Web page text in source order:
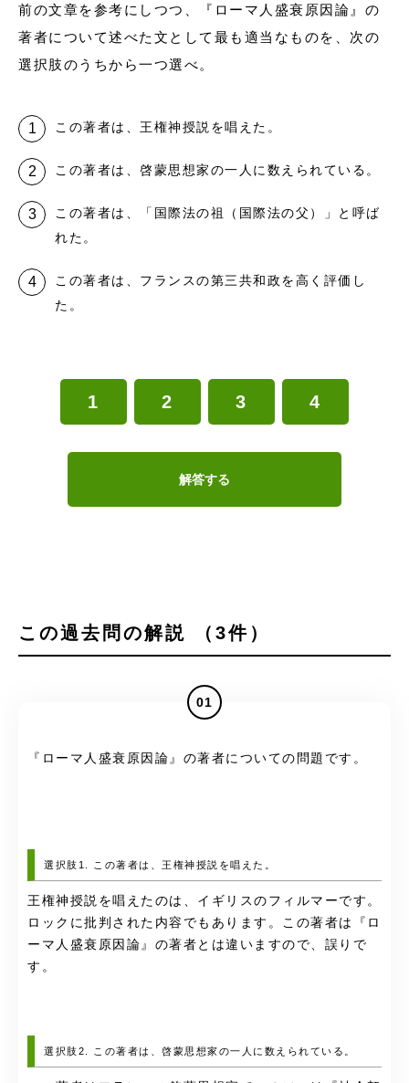
前の文章を参考にしつつ、『ローマ人盛衰原因論』の
著者について述べた文として最も適当なものを、次の
選択肢のうちから一つ選べ。
この著者は、王権神授説を唱えた。
この著者は、啓蒙思想家の一人に数えられている。
この著者は、「国際法の祖（国際法の父）」と呼ば
れた。
この著者は、フランスの第三共和政を高く評価し
た。
1 2 3 4
解答する
この過去問の解説 （3件）
01
『ローマ人盛衰原因論』の著者についての問題です。
選択肢1. この著者は、王権神授説を唱えた。
王権神授説を唱えたのは、イギリスの フィルマーです。
ロックに批判された内容でもあります。この著者は『ロ
ーマ人盛衰原因論』の著者とは違いますので、誤りで
す。
選択肢2. この著者は、啓蒙思想家の一人に数えられている。